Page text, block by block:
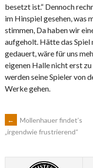
besetzt ist.“ Dennoch
im Hinspiel gesehen, was
stimmen, Da haben wir
aufgeholt. Hätte das Spiel
gedauert, wäre für uns
eigenen Halle nicht erst
werden seine Spieler von
Werke gehen.
ARTIKEL-
NAVIGATION
←
Mollenhauer findet’s
„irgendwie frustrierend“